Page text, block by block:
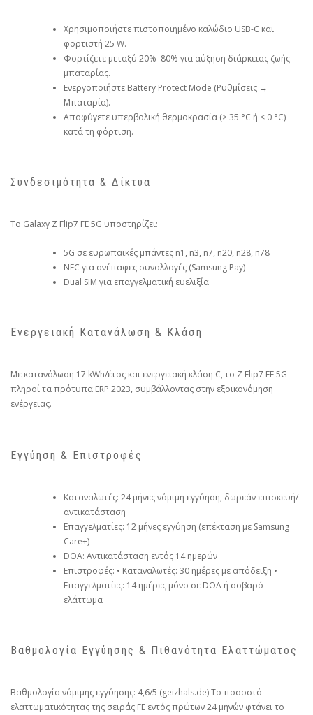
Χρησιμοποιήστε πιστοποιημένο καλώδιο USB-C και
φορτιστή 25 W.
Φορτίζετε μεταξύ 20%–80% για αύξηση διάρκειας ζωής
μπαταρίας.
Ενεργοποιήστε Battery Protect Mode (Ρυθμίσεις →
Μπαταρία).
Αποφύγετε υπερβολική θερμοκρασία (> 35 °C ή < 0 °C)
κατά τη φόρτιση.
Συνδεσιμότητα & Δίκτυα
Το Galaxy Z Flip7 FE 5G υποστηρίζει:
5G σε ευρωπαϊκές μπάντες n1, n3, n7, n20, n28, n78
NFC για ανέπαφες συναλλαγές (Samsung Pay)
Dual SIM για επαγγελματική ευελιξία
Ενεργειακή Κατανάλωση & Κλάση
Με κατανάλωση 17 kWh/έτος και ενεργειακή κλάση C, το Z Flip7 FE 5G
πληροί τα πρότυπα ERP 2023, συμβάλλοντας στην εξοικονόμηση
ενέργειας.
Εγγύηση & Επιστροφές
Καταναλωτές: 24 μήνες νόμιμη εγγύηση, δωρεάν επισκευή/
αντικατάσταση
Επαγγελματίες: 12 μήνες εγγύηση (επέκταση με Samsung
Care+)
DOA: Αντικατάσταση εντός 14 ημερών
Επιστροφές: • Καταναλωτές: 30 ημέρες με απόδειξη •
Επαγγελματίες: 14 ημέρες μόνο σε DOA ή σοβαρό
ελάττωμα
Βαθμολογία Εγγύησης & Πιθανότητα Ελαττώματος
Βαθμολογία νόμιμης εγγύησης: 4,6/5 (geizhals.de) Το ποσοστό
ελαττωματικότητας της σειράς FE εντός πρώτων 24 μηνών φτάνει το